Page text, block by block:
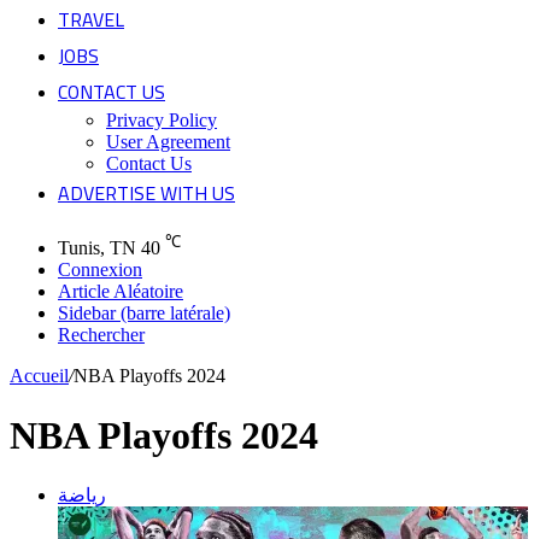
TRAVEL
JOBS
CONTACT US
Privacy Policy
User Agreement
Contact Us
ADVERTISE WITH US
Tunis, TN 40 ℃
Connexion
Article Aléatoire
Sidebar (barre latérale)
Rechercher
Accueil/NBA Playoffs 2024
NBA Playoffs 2024
رياضة